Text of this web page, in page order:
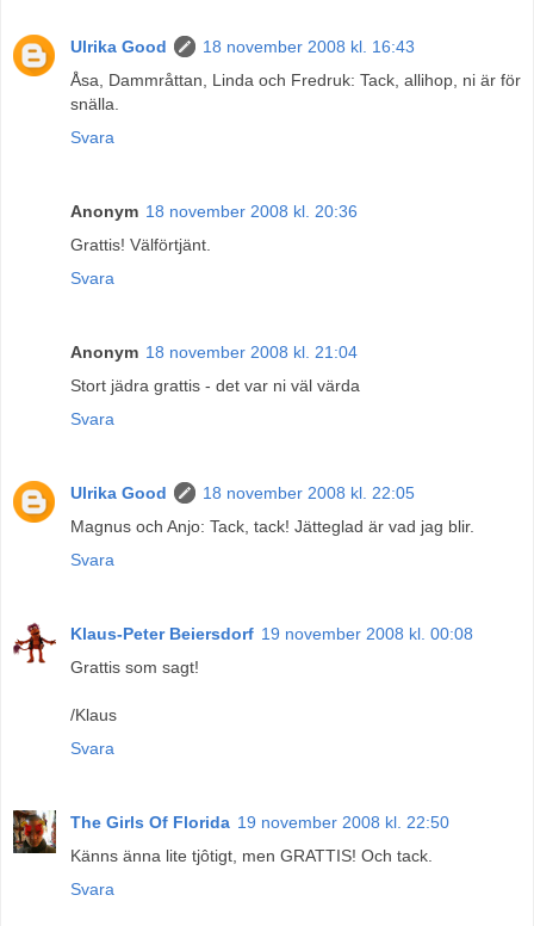
Ulrika Good
18 november 2008 kl. 16:43
Åsa, Dammråttan, Linda och Fredruk: Tack, allihop, ni är för
snälla.
Svara
Anonym 18 november 2008 kl. 20:36
Grattis! Välförtjänt.
Svara
Anonym 18 november 2008 kl. 21:04
Stort jädra grattis - det var ni väl värda
Svara
Ulrika Good
18 november 2008 kl. 22:05
Magnus och Anjo: Tack, tack! Jätteglad är vad jag blir.
Svara
Klaus-Peter Beiersdorf 19 november 2008 kl. 00:08
Grattis som sagt!
/Klaus
Svara
The Girls Of Florida 19 november 2008 kl. 22:50
Känns änna lite tjôtigt, men GRATTIS! Och tack.
Svara